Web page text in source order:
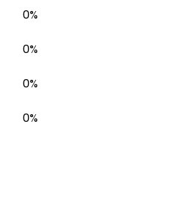
0%
0%
0%
0%